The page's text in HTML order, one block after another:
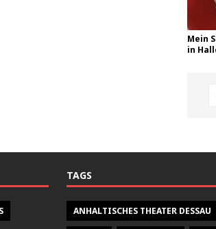
Mein
in
TAGS
ANHALTISCHES THEATER DESSAU